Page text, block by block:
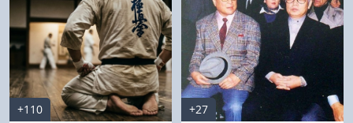
+110
+27
Кекусин-кан
Кикбоксинг и K-1
Бокс